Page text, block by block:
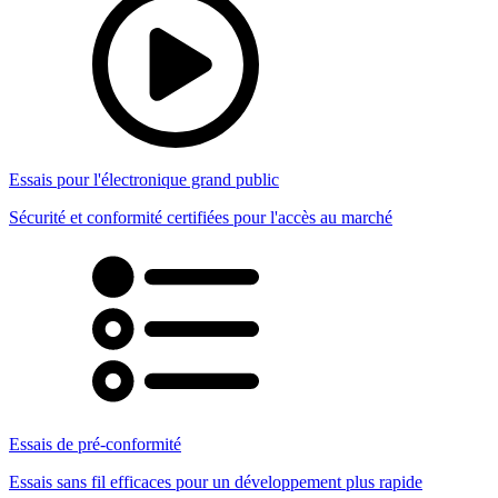
Essais pour l'électronique grand public
Sécurité et conformité certifiées pour l'accès au marché
Essais de pré-conformité
Essais sans fil efficaces pour un développement plus rapide